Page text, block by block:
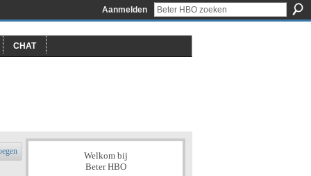
Aanmelden
CHAT
Welkom bij
Beter HBO